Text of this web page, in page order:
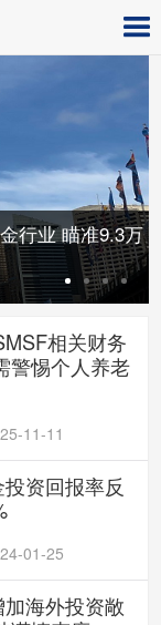
行业 瞄准9.3万
相关财务
警惕个人养老
11-11
资回报率反
01-25
海外投资敞